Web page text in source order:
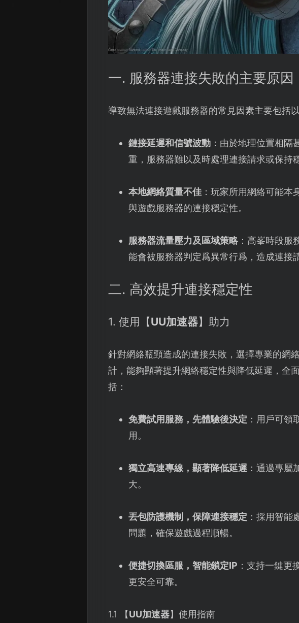
一. 服務器連接失敗的主要原因
導致無法連接遊戲服務器的常見因素主要包括
鏈接延遲和信號波動：由於地理位置相隔
重，服務器難以及時處理連接請求或保持
本地網絡質量不佳：玩家所用網絡可能本
與遊戲服務器的連接穩定性。
服務器流量壓力及區域策略：高峯時段服
能會被服務器判定爲異常行爲，造成連接
二. 高效提升連接穩定性
1. 使用【UU加速器】助力
針對網絡瓶頸造成的連接失敗，選擇專業的網
計，能夠顯著提升網絡穩定性與降低延遲，全
括：
免費試用服務，先體驗後決定 ：用戶可
用。
獨立高速專線，顯著降低延遲：通過專屬
大。
丟包防護機制，保障連接穩定 ：採用智
問題，確保遊戲過程順暢。
便捷切換區服，智能鎖定IP ：支持一鍵更
更安全可靠。
1.1 【UU加速器】使用指南